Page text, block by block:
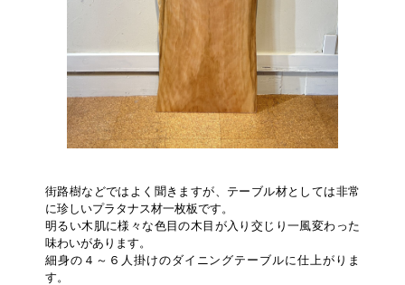
街路樹などではよく聞きますが、テーブル材としては非常
に珍しいプラタナス材一枚板です。
明るい木肌に様々な色目の木目が入り交じり一風変わった
味わいがあります。
細身の４～６人掛けのダイニングテーブルに仕上がりま
す。